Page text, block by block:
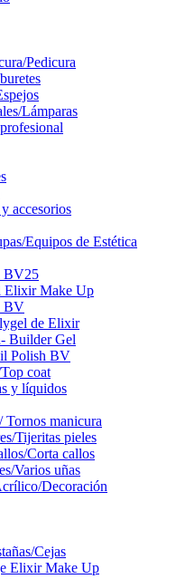
Pedicura
Lámparas
accesorios
Equipos de Estética
BV25
Elixir Make Up
BV
de Elixir
Builder Gel
Polish BV
coat
y líquidos
Tornos manicura
Tijeritas pieles
Corta callos
Varios uñas
Decoración
Cejas
Elixir Make Up